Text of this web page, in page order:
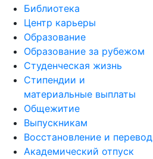
Библиотека
Центр карьеры
Образование
Образование за рубежом
Студенческая жизнь
Стипендии и
материальные выплаты
Общежитие
Выпускникам
Восстановление и перевод
Академический отпуск